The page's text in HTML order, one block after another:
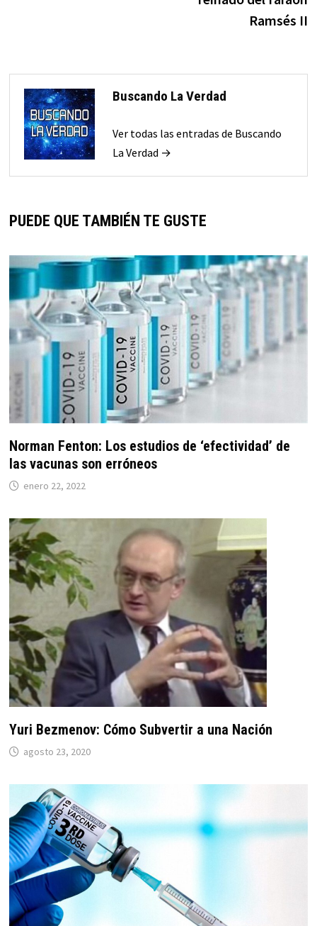
Ramsés II
Buscando La Verdad
Ver todas las entradas de Buscando
La Verdad →
PUEDE QUE TAMBIÉN TE GUSTE
Norman Fenton: Los estudios de ‘efectividad’ de
las vacunas son erróneos
enero 22, 2022
Yuri Bezmenov: Cómo Subvertir a una Nación
agosto 23, 2020